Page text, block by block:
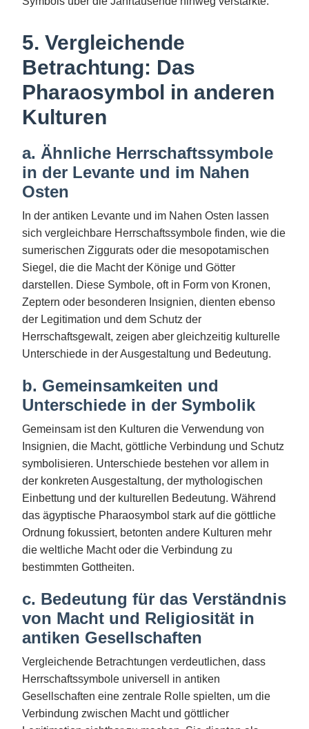
5. Vergleichende
Betrachtung: Das
Pharaosymbol in anderen
Kulturen
a. Ähnliche Herrschaftssymbole
in der Levante und im Nahen
Osten
In der antiken Levante und im Nahen Osten lassen
sich vergleichbare Herrschaftssymbole finden, wie die
sumerischen Ziggurats oder die mesopotamischen
Siegel, die die Macht der Könige und Götter
darstellen. Diese Symbole, oft in Form von Kronen,
Zeptern oder besonderen Insignien, dienten ebenso
der Legitimation und dem Schutz der
Herrschaftsgewalt, zeigen aber gleichzeitig kulturelle
Unterschiede in der Ausgestaltung und Bedeutung.
b. Gemeinsamkeiten und
Unterschiede in der Symbolik
Gemeinsam ist den Kulturen die Verwendung von
Insignien, die Macht, göttliche Verbindung und Schutz
symbolisieren. Unterschiede bestehen vor allem in
der konkreten Ausgestaltung, der mythologischen
Einbettung und der kulturellen Bedeutung. Während
das ägyptische Pharaosymbol stark auf die göttliche
Ordnung fokussiert, betonten andere Kulturen mehr
die weltliche Macht oder die Verbindung zu
bestimmten Gottheiten.
c. Bedeutung für das Verständnis
von Macht und Religiosität in
antiken Gesellschaften
Vergleichende Betrachtungen verdeutlichen, dass
Herrschaftssymbole universell in antiken
Gesellschaften eine zentrale Rolle spielten, um die
Verbindung zwischen Macht und göttlicher